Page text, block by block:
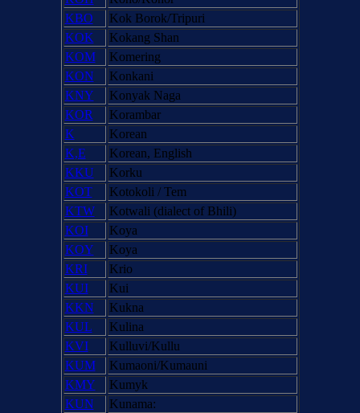
KBO
Kok Borok/Tripuri
KOK
Kokang Shan
KOM
Komering
KON
Konkani
KNY
Konyak Naga
KOR
Korambar
K
Korean
K,E
Korean, English
KKU
Korku
KOT
Kotokoli / Tem
KTW
Kotwali (dialect of Bhili)
KOI
Koya
KOY
Koya
KRI
Krio
KUI
Kui
KKN
Kukna
KUL
Kulina
KVI
Kulluvi/Kullu
KUM
Kumaoni/Kumauni
KMY
Kumyk
KUN
Kunama: